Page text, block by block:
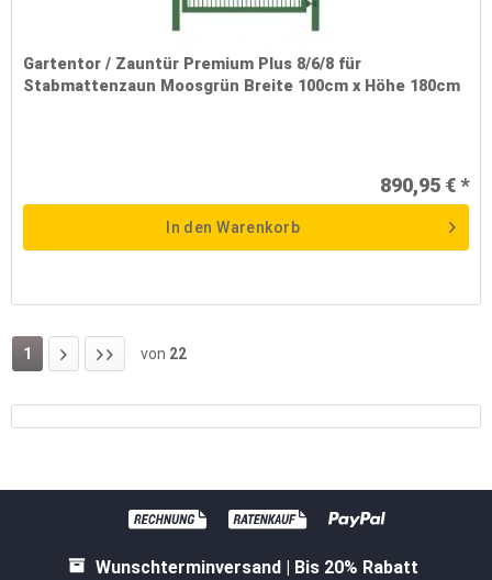
Gartentor / Zauntür Premium Plus 8/6/8 für
Stabmattenzaun Moosgrün Breite 100cm x Höhe 180cm
890,95 € *
In den Warenkorb
1 von 22
Wunschterminversand | Bis 20% Rabatt